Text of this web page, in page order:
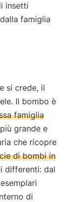
insetti
famiglia
si crede, il
Il bombo è
famiglia
grande e
che ricopre
di bombi in
differenti: dal
di